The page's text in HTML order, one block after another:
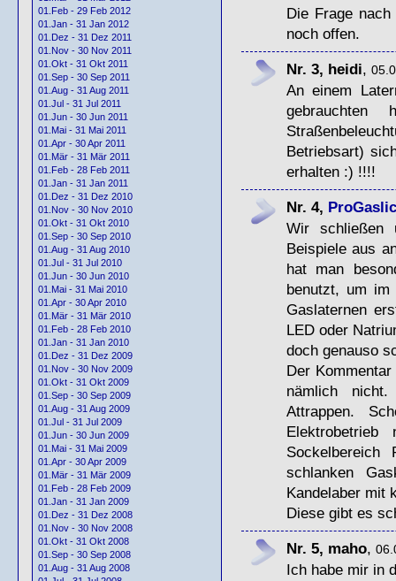
01.Feb - 29 Feb 2012
01.Jan - 31 Jan 2012
01.Dez - 31 Dez 2011
01.Nov - 30 Nov 2011
01.Okt - 31 Okt 2011
01.Sep - 30 Sep 2011
01.Aug - 31 Aug 2011
01.Jul - 31 Jul 2011
01.Jun - 30 Jun 2011
01.Mai - 31 Mai 2011
01.Apr - 30 Apr 2011
01.Mär - 31 Mär 2011
01.Feb - 28 Feb 2011
01.Jan - 31 Jan 2011
01.Dez - 31 Dez 2010
01.Nov - 30 Nov 2010
01.Okt - 31 Okt 2010
01.Sep - 30 Sep 2010
01.Aug - 31 Aug 2010
01.Jul - 31 Jul 2010
01.Jun - 30 Jun 2010
01.Mai - 31 Mai 2010
01.Apr - 30 Apr 2010
01.Mär - 31 Mär 2010
01.Feb - 28 Feb 2010
01.Jan - 31 Jan 2010
01.Dez - 31 Dez 2009
01.Nov - 30 Nov 2009
01.Okt - 31 Okt 2009
01.Sep - 30 Sep 2009
01.Aug - 31 Aug 2009
01.Jul - 31 Jul 2009
01.Jun - 30 Jun 2009
01.Mai - 31 Mai 2009
01.Apr - 30 Apr 2009
01.Mär - 31 Mär 2009
01.Feb - 28 Feb 2009
01.Jan - 31 Jan 2009
01.Dez - 31 Dez 2008
01.Nov - 30 Nov 2008
01.Okt - 31 Okt 2008
01.Sep - 30 Sep 2008
01.Aug - 31 Aug 2008
Die Frage
noch offen.
Nr. 3, heidi,
An einem
Betriebsart)
erhalten :) !!!!
Nr. 4,
Wir schließen
Beispiele aus
hat man
benutzt, um im
Gaslaternen
LEDoder
doch genauso
Der
nämlich
Attrappen.
schlanken
Kandelaber mit
Diese gibt es
Nr. 5, maho,
Ich habe mir in